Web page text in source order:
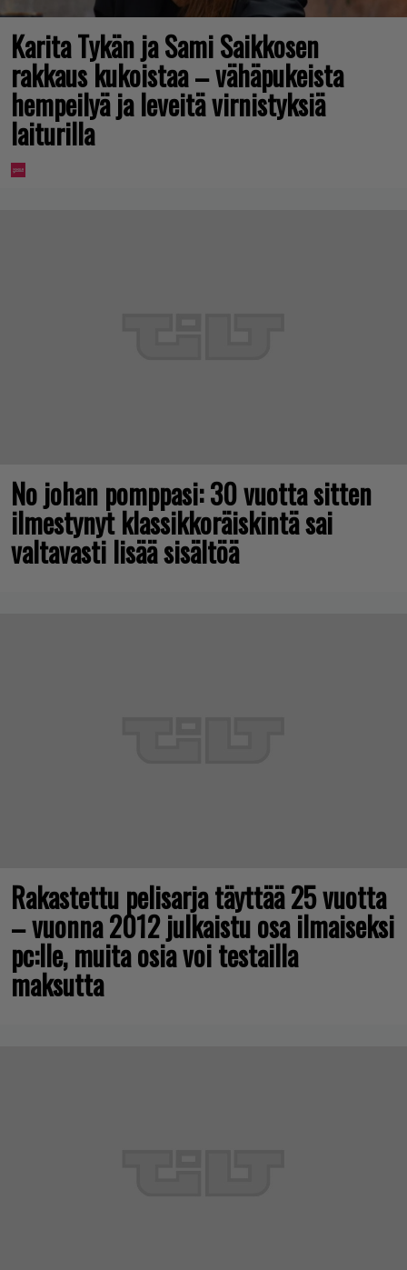
Karita Tykän ja Sami Saikkosen
rakkaus kukoistaa – vähäpukeista
hempeilyä ja leveitä virnistyksiä
laiturilla
No johan pomppasi: 30 vuotta sitten
ilmestynyt klassikkoräiskintä sai
valtavasti lisää sisältöä
Rakastettu pelisarja täyttää 25 vuotta
– vuonna 2012 julkaistu osa ilmaiseksi
pc:lle, muita osia voi testailla
maksutta